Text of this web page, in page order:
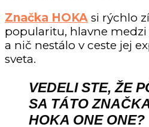
Značka HOKA si rýchlo
popularitu, hlavne
a nič nestálo v ceste jej
sveta.
VEDELI STE, ŽE
SA TÁTO
HOKA ONE ONE?